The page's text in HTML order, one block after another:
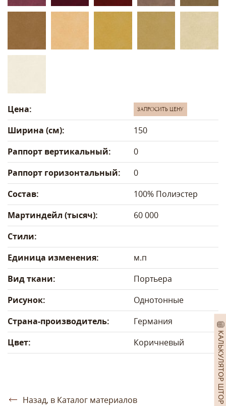
КАЛЬКУЛЯТОР ШТОР
Цена: ЗАПРОСИТЬ ЦЕНУ
Ширина (см):
150
Раппорт вертикальный:
0
Раппорт горизонтальный:
0
Состав:
100% Полиэстер
Мартиндейл (тысяч):
60 000
Стили:
Единица изменения:
м.п
Вид ткани:
Портьера
Рисунок:
Однотонные
Страна-производитель:
Германия
Цвет:
Коричневый
Назад, в Каталог материалов